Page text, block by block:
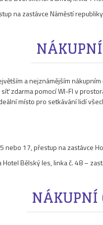
na zastávce Náměstí
a nejznámějším
zdarma pomocí WI-FI v
místo pro setkávání lidí
nebo 17, přestup na zastávce
Bělský les, linka č. 48 –
NÁKUPNÍ